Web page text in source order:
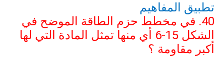
تطبيق المفاهيم
40. في مخطط حزم الطاقة الموضح في
الشكل 6-15 أي منها تمثل المادة التي لها
أكبر مقاومة ؟